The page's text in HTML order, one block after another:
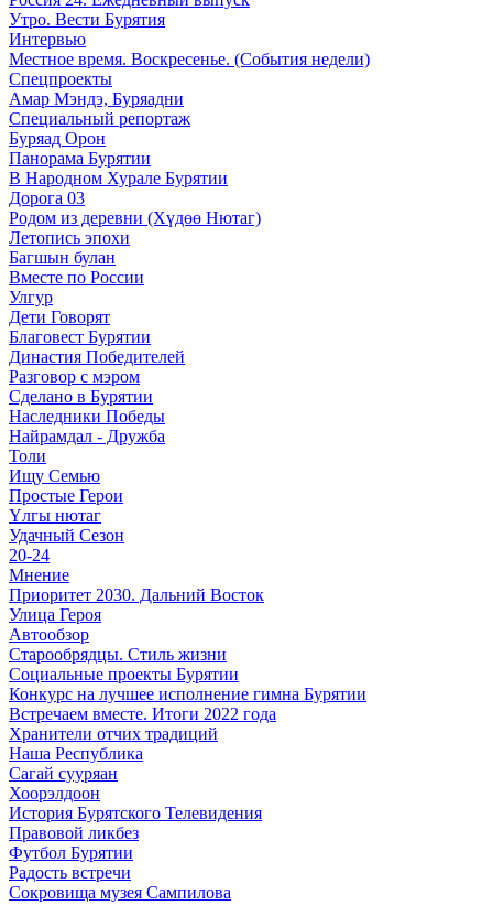
Утро. Вести Бурятия
Интервью
Местное время. Воскресенье. (События недели)
Спецпроекты
Амар Мэндэ, Буряадни
Специальный репортаж
Буряад Орон
Панорама Бурятии
В Народном Хурале Бурятии
Дорога 03
Родом из деревни (Хүдөө Нютаг)
Летопись эпохи
Багшын булан
Вместе по России
Улгур
Дети Говорят
Благовест Бурятии
Династия Победителей
Разговор с мэром
Сделано в Бурятии
Наследники Победы
Найрамдал - Дружба
Толи
Ищу Cемью
Простые Герои
Үлгы нютаг
Удачный Сезон
20-24
Мнение
Приоритет 2030. Дальний Восток
Улица Героя
Автообзор
Старообрядцы. Cтиль жизни
Социальные проекты Бурятии
Конкурс на лучшее исполнение гимна Бурятии
Встречаем вместе. Итоги 2022 года
Хранители отчих традиций
Наша Республика
Сагай сууряан
Хоорэлдоон
История Бурятского Телевидения
Правовой ликбез
Футбол Бурятии
Радость встречи
Сокровища музея Сампилова